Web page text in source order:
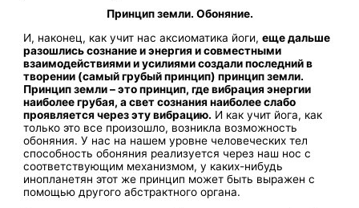
Принцип земли. Обоняние.
И, наконец, как учит нас аксиоматика йоги,еще дальше
разошлись сознание и энергия и совместными
взаимодействиями и усилиями создали последний в
творении (самый грубый принцип) принцип земли.
Принцип земли – это принцип, где вибрация энергии
наиболее грубая, а свет сознания наиболее слабо
проявляется через эту вибрацию. И как учит йога, как
только это все произошло, возникла возможность
обоняния. У нас на нашем уровне человеческих тел
способность обоняния реализуется через наш нос с
соответствующим механизмом, у каких-нибудь
инопланетян этот же принцип может быть выражен с
помощью другого абстрактного органа.